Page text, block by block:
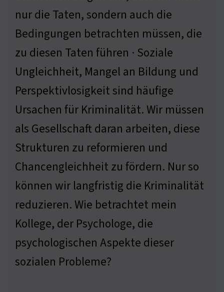
nur die Taten, sondern auch die
Bedingungen betrachten müssen, die
zu diesen Taten führen · Soziale
Ungleichheit, Mangel an Bildung und
Perspektivlosigkeit sind häufige
Ursachen für Kriminalität. Wir müssen
als Gesellschaft daran arbeiten, diese
Strukturen zu reformieren und
Chancengleichheit zu fördern. Nur so
können wir langfristig die Kriminalität
reduzieren. Wie betrachtet mein
Kollege, der Psychologe, die
psychologischen Aspekte dieser
sozialen Probleme?